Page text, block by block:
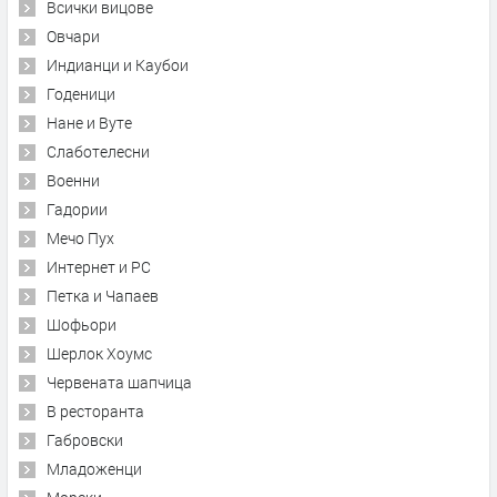
Всички вицове
Овчари
Индианци и Каубои
Годеници
Нане и Вуте
Слаботелесни
Военни
Гадории
Мечо Пух
Интернет и PC
Петка и Чапаев
Шофьори
Шерлок Хоумс
Червената шапчица
В ресторанта
Габровски
Младоженци